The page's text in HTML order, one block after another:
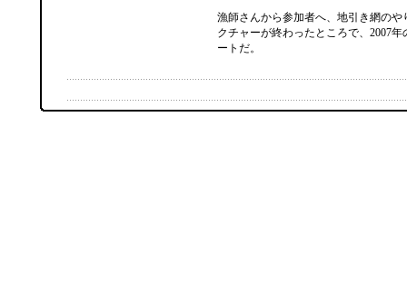
漁師さんから参加者へ、地引き網のや
クチャーが終わったところで、2007年
ートだ。